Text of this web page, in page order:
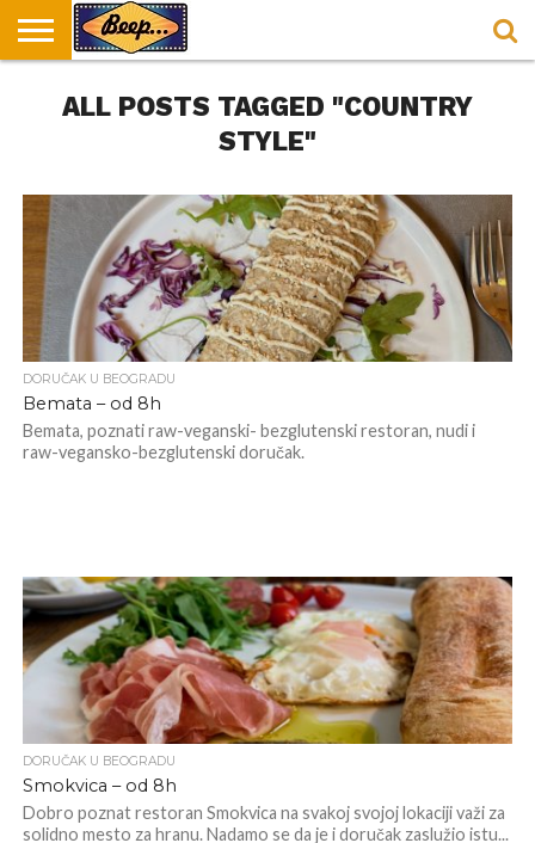
DORUČAK
SVAKODNEVICA
ENTERTAINMENT
LOKACIJE
ZA
HRANA I
RECEPTI
NEPUSACKI
LOKALI
ALL POSTS TAGGED "COUNTRY
STYLE"
DORUČAK U BEOGRADU
Bemata – od 8h
Bemata, poznati raw-veganski- bezglutenski restoran, nudi i
raw-vegansko-bezglutenski doručak.
DORUČAK U BEOGRADU
Smokvica – od 8h
Dobro poznat restoran Smokvica na svakoj svojoj lokaciji važi za
solidno mesto za hranu. Nadamo se da je i doručak zaslužio istu...